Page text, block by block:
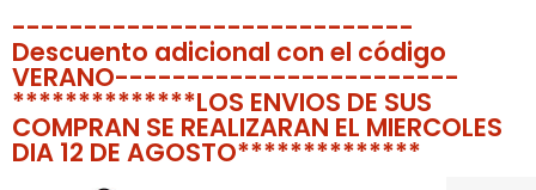
----------------------------
Descuento adicional con el código
VERANO------------------------
**************LOS ENVIOS DE SUS
COMPRAN SE REALIZARAN EL MIERCOLES
DIA 12 DE AGOSTO**************